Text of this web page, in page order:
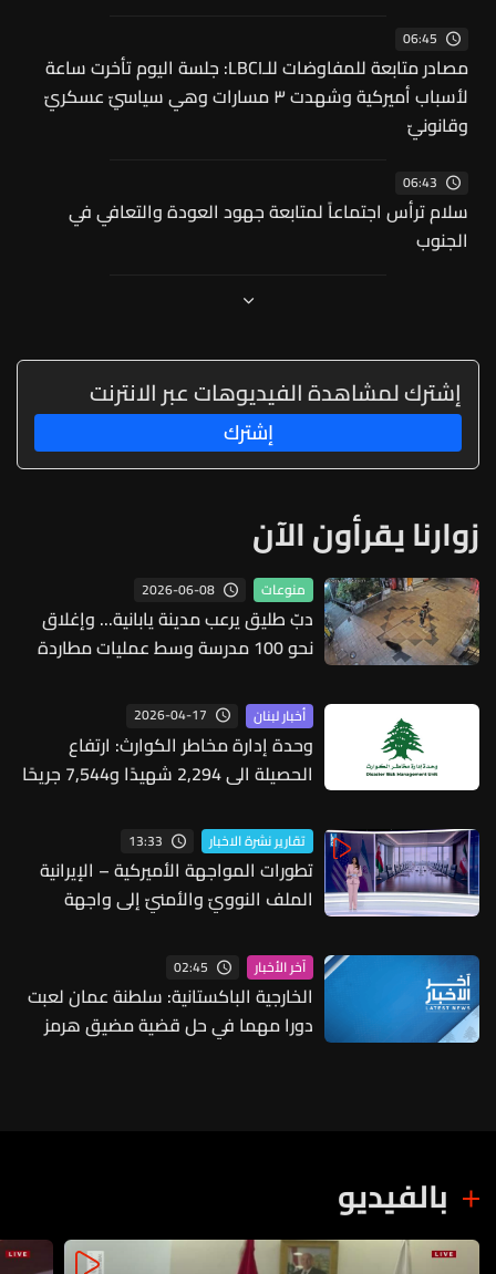
06:45
مصادر متابعة للمفاوضات للـLBCI: جلسة اليوم تأخرت ساعة
لأسباب أميركية وشهدت ٣ مسارات وهي سياسيّ عسكريّ
وقانونيّ
06:43
سلام ترأس اجتماعاً لمتابعة جهود العودة والتعافي في
الجنوب
إشترك لمشاهدة الفيديوهات عبر الانترنت
إشترك
زوارنا يقرأون الآن
منوعات 2026-06-08
دبّ طليق يرعب مدينة يابانية... وإغلاق
نحو 100 مدرسة وسط عمليات مطاردة
أخبار لبنان 2026-04-17
وحدة إدارة مخاطر الكوارث: ارتفاع
الحصيلة الى 2,294 شهيدًا و7,544 جريحًا
تقارير نشرة الاخبار 13:33
تطورات المواجهة الأميركية – الإيرانية
الملف النوويّ والأمنيّ إلى واجهة
آخر الأخبار 02:45
الخارجية الباكستانية: سلطنة عمان لعبت
دورا مهما في حل قضية مضيق هرمز
بالفيديو